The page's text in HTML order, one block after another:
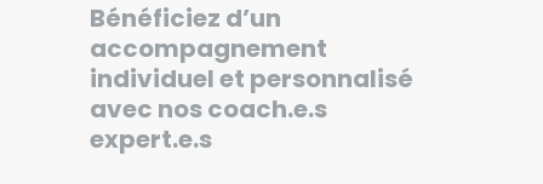
Bénéficiez d’un
accompagnement
individuel et personnalisé
avec nos coach.e.s
expert.e.s